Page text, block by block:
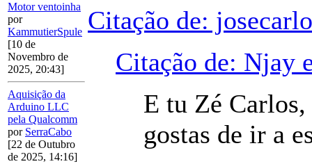
Motor ventoinha
por
KammutierSpule
[10 de
Novembro de
2025, 20:43]
Aquisição da
Arduino LLC
pela Qualcomm
por SerraCabo
[22 de Outubro
de 2025, 14:16]
Citação de:
Citação de: Njay
E tu Zé
gostas de ir a